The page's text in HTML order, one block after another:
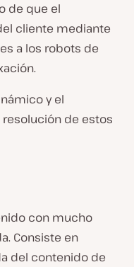
de que el
cliente mediante
a los robots de
y el
de estos
con mucho
Consiste en
del contenido de